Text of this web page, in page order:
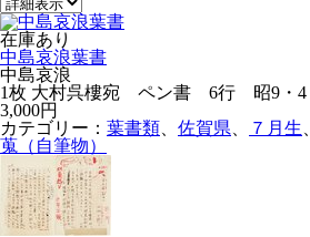
在庫あり
中島哀浪葉書
中島哀浪
1枚 大村呉樓宛 ペン書 6行 昭9・4
3,000円
カテゴリー： 葉書類 佐賀県 ７月生
蒐（自筆物）